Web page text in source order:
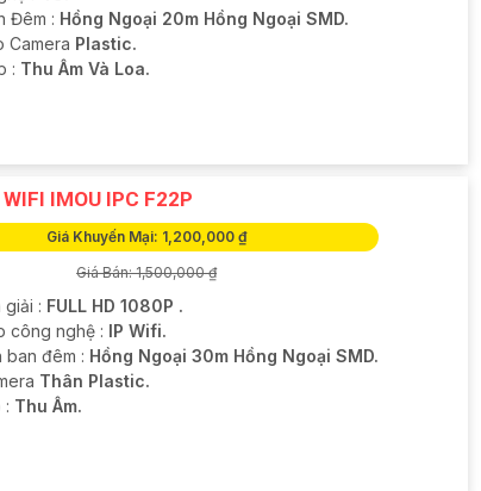
Đêm : Hồng Ngoại 20m Hồng Ngoại SMD.
Camera Plastic.
: Thu Âm Và Loa.
IMOU IPC F22P
Giá Khuyến Mại: 1,200,000 ₫
Giá Bán: 1,500,000 ₫
: FULL HD 1080P .
công nghệ : IP Wifi.
ban đêm : Hồng Ngoại 30m Hồng Ngoại SMD.
Thân Plastic.
: Thu Âm.